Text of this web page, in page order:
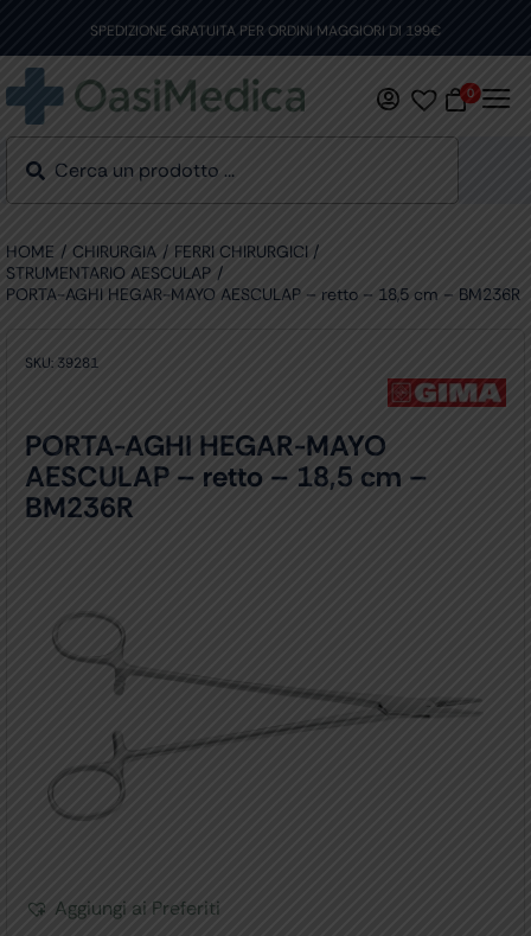
content
SPEDIZIONE GRATUITA PER ORDINI MAGGIORI DI 199€
0
HOME CHIRURGIA
FERRI CHIRURGICI
STRUMENTARIO AESCULAP
PORTA-AGHI HEGAR-MAYO AESCULAP – retto – 18,5 cm – BM236R
SKU: 39281
PORTA-AGHI HEGAR-MAYO
AESCULAP – retto – 18,5 cm –
BM236R
Aggiungi ai Preferiti